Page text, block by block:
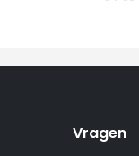
Vragen